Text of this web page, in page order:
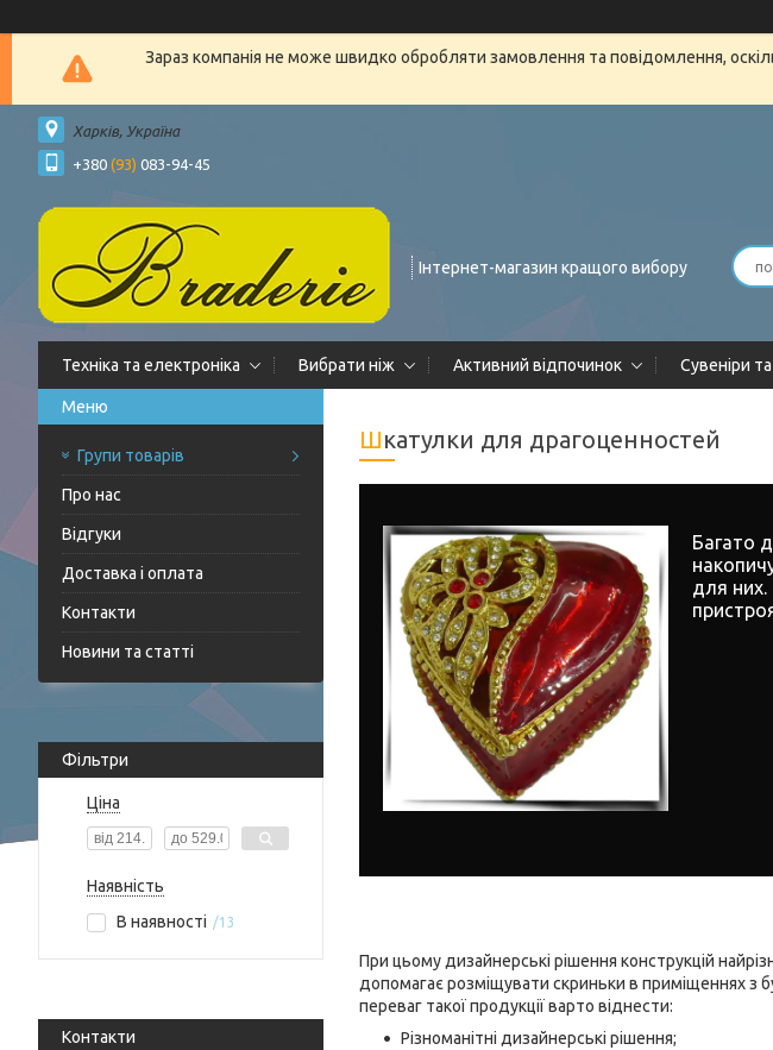
Зараз компанія не може швидко обробляти замовлення та повідомлення,
Харків, Україна
+380 (93) 083-94-45
Інтернет-магазин кращого вибору
Техніка та електроніка Вибрати ніж Активний відпочинок Сувеніри
Групи товарів
Про нас
Відгуки
Доставка і оплата
Контакти
Новини та статті
Фільтри
Ціна
Наявність
В наявності
13
Контакти
Шкатулки для драгоценностей
Багато
для
При цьому дизайнерські рішення конструкцій
допомагає розміщувати скриньки в приміщеннях
переваг такої продукції варто віднести:
Різноманітні дизайнерські рішення;